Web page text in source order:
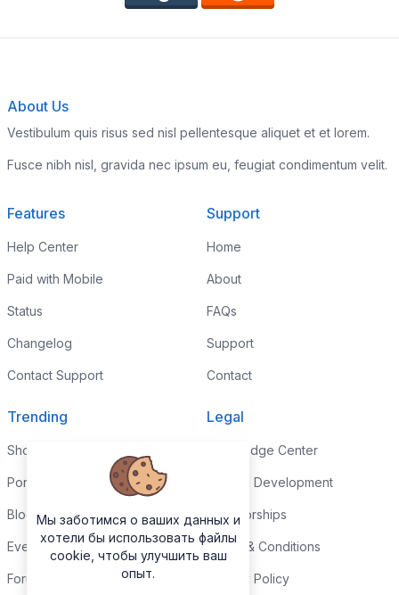
About Us
Vestibulum quis risus sed nisl pellentesque aliquet et et lorem.
Fusce nibh nisl, gravida nec ipsum eu, feugiat condimentum velit.
Features
Help Center
Paid with Mobile
Status
Changelog
Contact Support
Support
Home
About
FAQs
Support
Contact
Trending
Shop
Portfolio
Blog
Events
Forums
Legal
Knowledge Center
Custom Development
Sponsorships
Terms & Conditions
Privacy Policy
Мы заботимся о ваших данных и
хотели бы использовать файлы
cookie, чтобы улучшить ваш
опыт.